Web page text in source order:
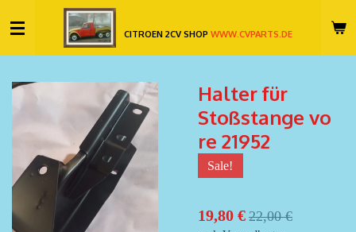
Hauptinhalt
springen
CITROEN 2CV SHOPWWW.CVPARTS.DE
Halter für
Stoßstange vo
re 21952
Sale!
19,80 € 22,00 €